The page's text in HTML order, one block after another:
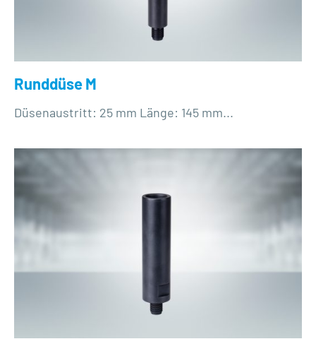
Runddüse M
Düsenaustritt: 25 mm Länge: 145 mm...